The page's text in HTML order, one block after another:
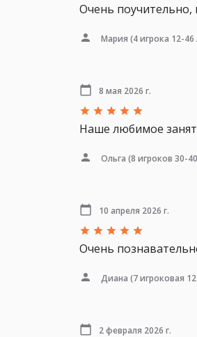
Очень поучительно,
Мария (4 игрока 12-46
8 мая 2026 г.
Наше любимое
Ольга (8 игроков 30-
10 апреля 2026 г.
Очень
Диана (7 игроковая
2 февраля 2026 г.